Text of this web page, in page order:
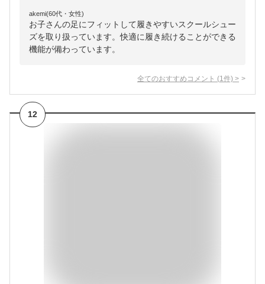
akemi(60代・女性)
お子さんの足にフィットして履きやすいスクールシュー
ズを取り扱っています。快適に履き続けることができる
機能が備わっています。
全てのおすすめコメント (1 件) >
12